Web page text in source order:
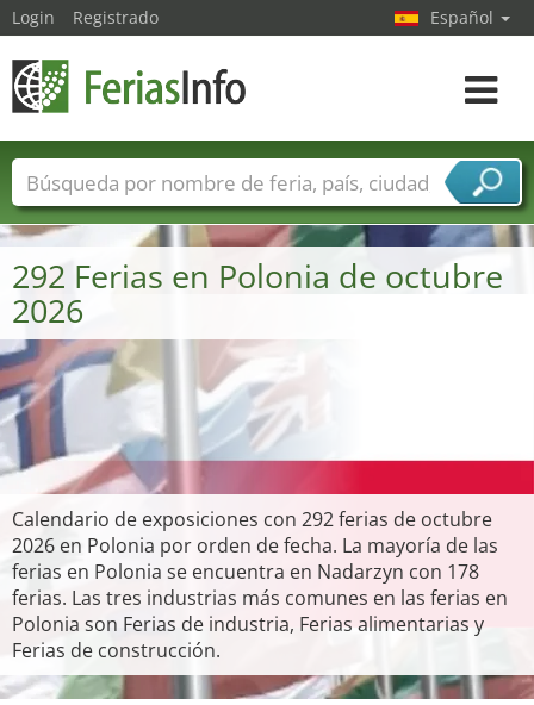
292 Ferias en Polonia de octubre
2026
Calendario de exposiciones con 292 ferias de octubre
2026 en Polonia por orden de fecha. La mayoría de las
ferias en Polonia se encuentra en Nadarzyn con 178
ferias. Las tres industrias más comunes en las ferias en
Polonia son Ferias de industria, Ferias alimentarias y
Ferias de construcción.
Login Registrado Español
toggle
Nombres de ferias Países
Ciudades
Sectores de ferias
Sectores de proveedor de servicios